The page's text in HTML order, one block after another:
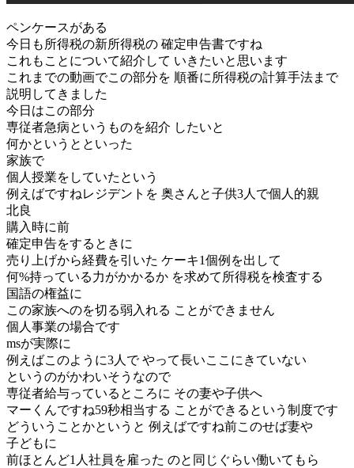
ペンケースがある
今日も所得税の新所得税の 確定申告書ですね
これもことについて紹介して いきたいと思います
これまでの動画でこの部分を 順番に所得税の計算手法まで
説明してきました
今日はこの部分
専従者急病というものを紹介 したいと
何かというとといった
家族で
個人授業をしていたという
例えばですねレジデントを 奥さんと子供3人で個人的親
北良
購入時に前
確定申告をするときに
売り上げから経費を引いた ケーキ1個例を出して
何%持っている力がかかるか を求めて所得税を検査する
国語の権益に
この家族へのを切る弱入れる ことができません
個人事業の場合です
msが実際に
例えばこのように3人で やって長いここにきていない
というのがかわいそうなので
専従者給与っているところに その妻や子供へ
マーくんですね59秒相当する ことができるという制度です
どういうことかというと 例えばですね前このせば妻や
子どもに
前ほとんど1人社員を雇った のと同じぐらい働いてもら